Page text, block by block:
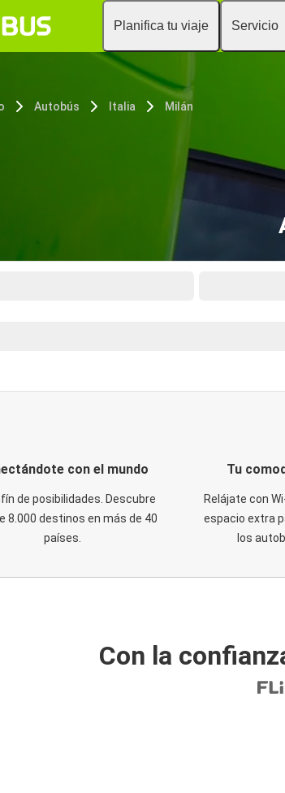
Planifica tu viaje Servicio
Autobús Italia Milán
con el mundo
de posibilidades. Descubre
8.000 destinos en más de 40
países.
Tu
Relájate con
espacio extra
los
Con la